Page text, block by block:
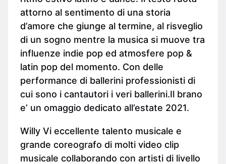
attorno al sentimento di una storia
d’amore che giunge al termine, al risveglio
di un sogno mentre la musica si muove tra
influenze indie pop ed atmosfere pop &
latin pop del momento. Con delle
performance di ballerini professionisti di
cui sono i cantautori i veri ballerini.Il brano
e’ un omaggio dedicato all’estate 2021.
Willy Vi eccellente talento musicale e
grande coreografo di molti video clip
musicale collaborando con artisti di livello